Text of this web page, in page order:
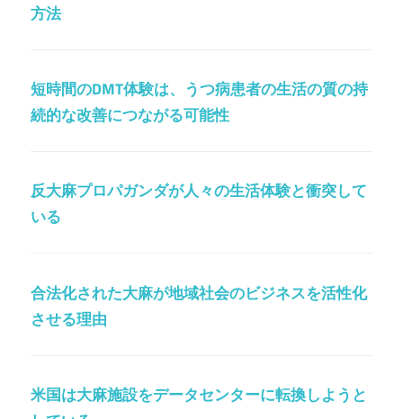
方法
短時間のDMT体験は、うつ病患者の生活の質の持
続的な改善につながる可能性
反大麻プロパガンダが人々の生活体験と衝突して
いる
合法化された大麻が地域社会のビジネスを活性化
させる理由
米国は大麻施設をデータセンターに転換しようと